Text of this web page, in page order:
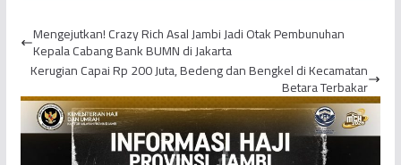
Diama...
Mengejutkan! Crazy Rich Asal Jambi Jadi Otak Pembunuhan
Kepala Cabang Bank BUMN di Jakarta
Kerugian Capai Rp 200 Juta, Bedeng dan Bengkel di Kecamatan
Betara Terbakar